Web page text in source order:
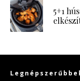
5+1